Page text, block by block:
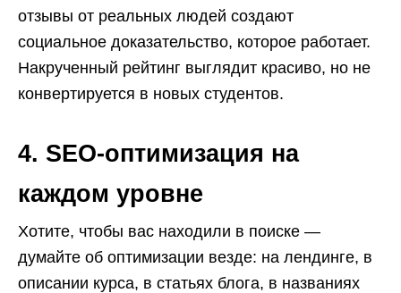
отзывы от реальных людей создают
социальное доказательство, которое работает.
Накрученный рейтинг выглядит красиво, но не
конвертируется в новых студентов.
4. SEO-оптимизация на
каждом уровне
Хотите, чтобы вас находили в поиске —
думайте об оптимизации везде: на лендинге, в
описании курса, в статьях блога, в названиях